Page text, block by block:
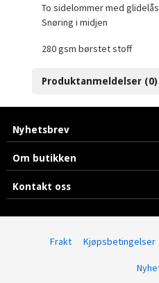
To sidelommer med
Snøring i midjen
280 gsm børstet stoff
Produktanmeldelser (0)
Nyhetsbrev
Om butikken
Kontakt oss
Frakt Kjøpsbetingelser